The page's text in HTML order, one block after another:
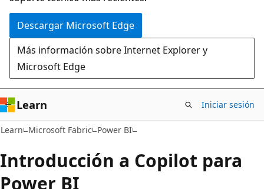
Descargar Microsoft Edge
Más información sobre Internet Explorer y
Microsoft Edge
Learn Iniciar sesión
Learn Microsoft Fabric Power BI
Introducción a Copilot para
Power BI